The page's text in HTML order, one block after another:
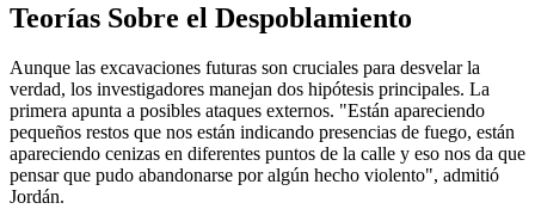
Teorías Sobre el Despoblamiento
Aunque las excavaciones futuras son cruciales para desvelar la
verdad, los investigadores manejan dos hipótesis principales. La
primera apunta a posibles ataques externos. "Están apareciendo
pequeños restos que nos están indicando presencias de fuego, están
apareciendo cenizas en diferentes puntos de la calle y eso nos da que
pensar que pudo abandonarse por algún hecho violento", admitió
Jordán.